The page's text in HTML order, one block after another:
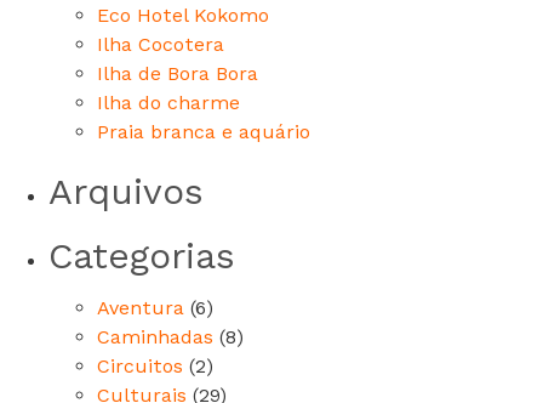
Eco Hotel Kokomo
Ilha Cocotera
Ilha de Bora Bora
Ilha do charme
Praia branca e aquário
Arquivos
Categorias
Aventura (6)
Caminhadas (8)
Circuitos (2)
Culturais (29)